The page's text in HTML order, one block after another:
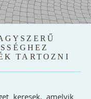
TARTOZNI
keresek, amelyik